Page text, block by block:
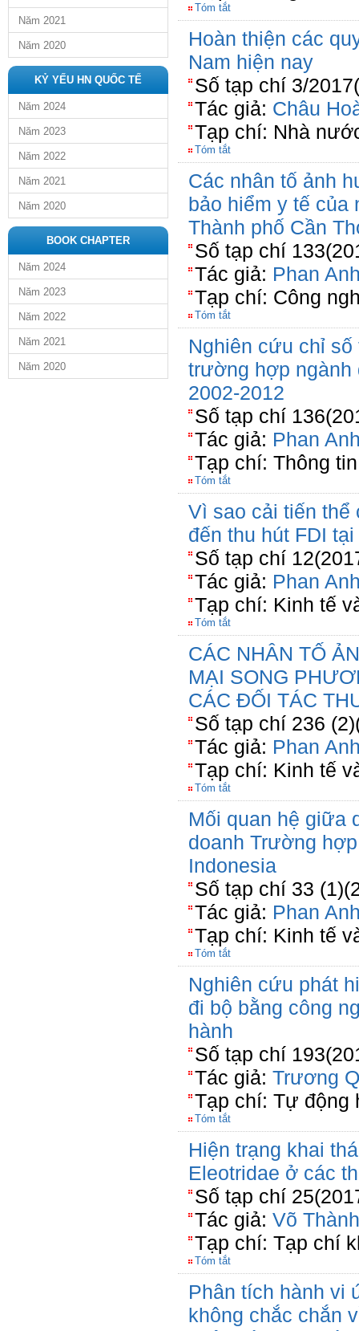
Năm 2021
Năm 2020
KỶ YẾU HN QUỐC TẾ
Năm 2024
Năm 2023
Năm 2022
Năm 2021
Năm 2020
BOOK CHAPTER
Năm 2024
Năm 2023
Năm 2022
Năm 2021
Năm 2020
Tóm tắt
Hoàn thiện các
Nam hiện nay
Số tạp chí 3/
Tác giả: Châu
Tạp chí: Nhà
Tóm tắt
Các nhân tố ảnh
bảo hiểm y tế của
Thành phố Cần
Số tạp chí
Tác giả: Phan
Tạp chí: Công
Tóm tắt
Nghiên cứu chỉ
trường hợp ngành
2002-2012
Số tạp chí
Tác giả: Phan
Tạp chí: Thông
Tóm tắt
Vì sao cải tiến thể
đến thu hút FDI
Số tạp chí
Tác giả: Phan
Tạp chí: Kinh tế
Tóm tắt
CÁC NHÂN TỐ
MẠI SONG
CÁC ĐỐI TÁC
Số tạp chí 236
Tác giả: Phan
Tạp chí: Kinh tế
Tóm tắt
Mối quan hệ giữa
doanh Trường
Indonesia
Số tạp chí 33
Tác giả: Phan
Tạp chí: Kinh tế
Tóm tắt
Nghiên cứu phát
đi bộ bằng công
hành
Số tạp chí
Tác giả: Trương
Tạp chí: Tự động
Tóm tắt
Hiện trạng khai
Eleotridae ở các
Số tạp chí
Tác giả: Võ
Tạp chí: Tạp chí
Tóm tắt
Phân tích hành vi
không chắc chắn